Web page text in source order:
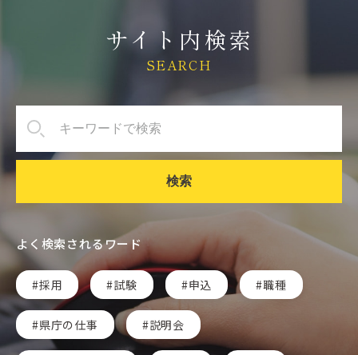
サイト内検索
SEARCH
検索
よく検索されるワード
採用 試験 申込 職種
県庁の仕事 説明会